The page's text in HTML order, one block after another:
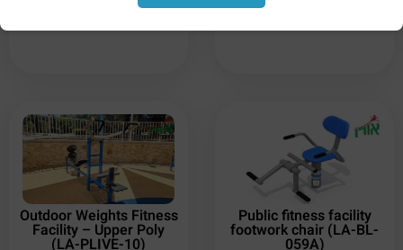
Outdoor Weights Fitness
Facility – Upper Poly
(LA-PLIVE-10)
Public fitness facility
footwork chair (LA-BL-
059A)